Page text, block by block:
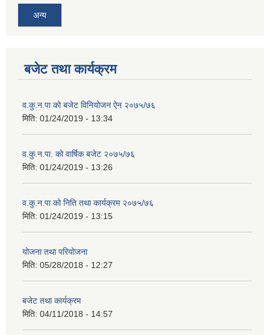
अन्य
बजेट तथा कार्यक्रम
व.कु.न.पा को बजेट विनियोजन ऐन २०७५/७६
मिति: 01/24/2019 - 13:34
व.कु.न.पा. को वार्षिक बजेट २०७५/७६
मिति: 01/24/2019 - 13:26
व.कु.न.पा को निति तथा कार्यक्रम २०७५/७६
मिति: 01/24/2019 - 13:15
योजना तथा परियोजना
मिति: 05/28/2018 - 12:27
बजेट तथा कार्यक्रम
मिति: 04/11/2018 - 14:57